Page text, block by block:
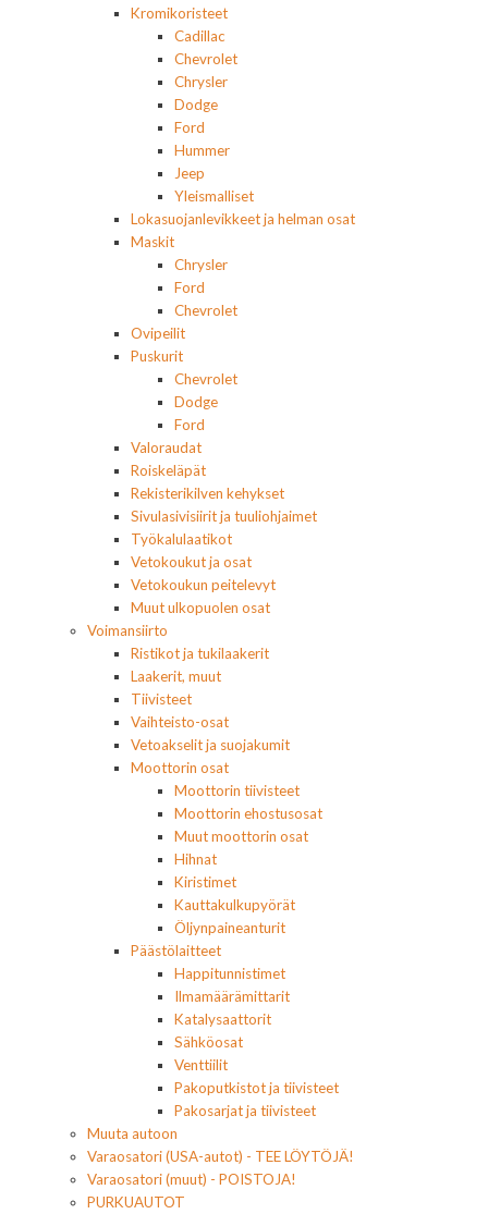
Kromikoristeet
Cadillac
Chevrolet
Chrysler
Dodge
Ford
Hummer
Jeep
Yleismalliset
Lokasuojanlevikkeet ja helman osat
Maskit
Chrysler
Ford
Chevrolet
Ovipeilit
Puskurit
Chevrolet
Dodge
Ford
Valoraudat
Roiskeläpät
Rekisterikilven kehykset
Sivulasivisiirit ja tuuliohjaimet
Työkalulaatikot
Vetokoukut ja osat
Vetokoukun peitelevyt
Muut ulkopuolen osat
Voimansiirto
Ristikot ja tukilaakerit
Laakerit, muut
Tiivisteet
Vaihteisto-osat
Vetoakselit ja suojakumit
Moottorin osat
Moottorin tiivisteet
Moottorin ehostusosat
Muut moottorin osat
Hihnat
Kiristimet
Kauttakulkupyörät
Öljynpaineanturit
Päästölaitteet
Happitunnistimet
Ilmamäärämittarit
Katalysaattorit
Sähköosat
Venttiilit
Pakoputkistot ja tiivisteet
Pakosarjat ja tiivisteet
Muuta autoon
Varaosatori (USA-autot) - TEE LÖYTÖJÄ!
Varaosatori (muut) - POISTOJA!
PURKUAUTOT